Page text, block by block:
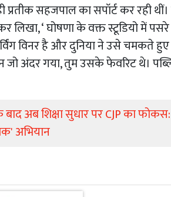
सहजपाल का सपॉर्ट कर रही
लिखा, ‘ घोषणा के वक्त स्टूडियो में
विनर है और दुनिया ने उसे चमकते
जो अंदर गया, तुम उसके फेवरिट थे।
बाद अब शिक्षा सुधार पर CJP का
अभियान